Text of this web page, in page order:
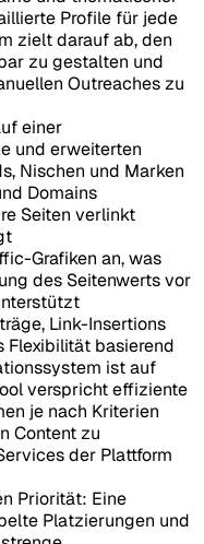
Profile für jede
zielt darauf ab, den
zu gestalten und
Outreaches zu
einer
und erweiterten
Nischen und Marken
Domains
Seiten verlinkt
Grafiken an, was
des Seitenwerts vor
Link-Insertions
Flexibilität basierend
ist auf
verspricht effiziente
je nach Kriterien
Content zu
der Plattform
Priorität: Eine
Platzierungen und